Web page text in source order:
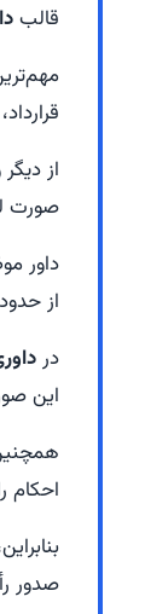
قالب
از
صورت
داور
از
در
این
احکام
صدور